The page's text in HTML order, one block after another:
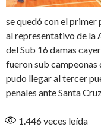
se quedó con el primer
al representativo de la
del Sub 16 damas
fueron sub campeonas
pudo llegar al tercer
penales ante Santa
1.446veces leída